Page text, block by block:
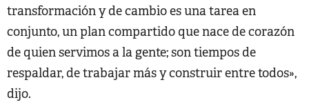
transformación y de cambio es una tarea en
conjunto, un plan compartido que nace de corazón
de quien servimos a la gente; son tiempos de
respaldar, de trabajar más y construir entre todos»,
dijo.